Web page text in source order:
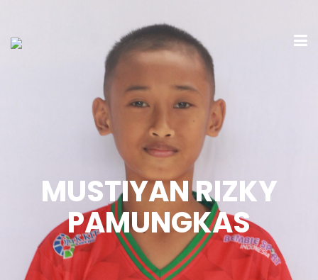
MUSTIYAN RIZKY
PAMUNGKAS